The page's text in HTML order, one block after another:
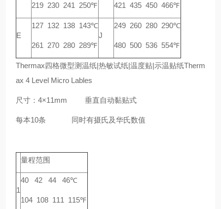
219 230 241 250℉ 421 435 450 466℉
E
127 132 138 143℃
261 270 280 289℉
J
249 260 280 290℃
480 500 536 554℉
Thermax四格微型测温纸|热敏试纸|温度贴|示温贴纸Therm
ax 4 Level Micro Lables
尺寸：4×11mm 垂直自动黏贴式
每本10条 同时有摄氏及华氏数值
量程范围
1
40 42 44 46℃
104 108 111 115℉